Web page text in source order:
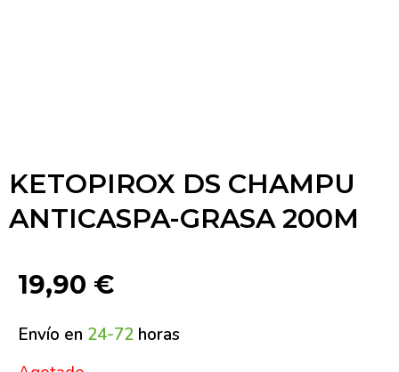
KETOPIROX DS CHAMPU
ANTICASPA-GRASA 200M
19,90 €
Envío en 24-72 horas